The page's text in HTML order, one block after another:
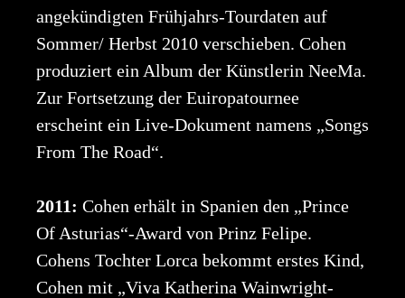
angekündigten Frühjahrs-Tourdaten auf
Sommer/ Herbst 2010 verschieben. Cohen
produziert ein Album der Künstlerin NeeMa.
Zur Fortsetzung der Euiropatournee
erscheint ein Live-Dokument namens „Songs
From The Road“.
2011: Cohen erhält in Spanien den „Prince
Of Asturias“-Award von Prinz Felipe.
Cohens Tochter Lorca bekommt erstes Kind,
Cohen mit „Viva Katherina Wainwright-